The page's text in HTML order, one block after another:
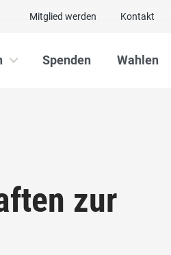
Mitglied werden Kontakt
Spenden Wahlen
zur